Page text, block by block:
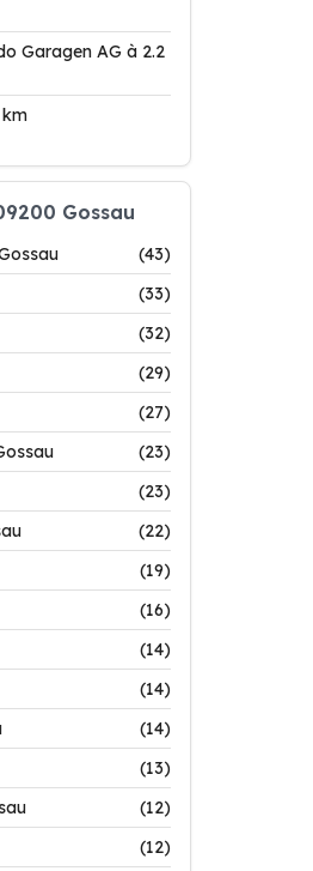
Garagen AG à 2.2
km
Gossau
(43)
(33)
(32)
(29)
(27)
(23)
(23)
(22)
(19)
(16)
(14)
(14)
(14)
(13)
(12)
(12)